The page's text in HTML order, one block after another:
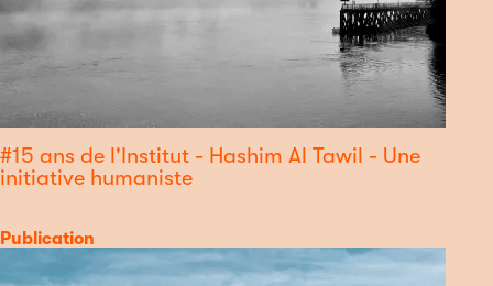
#15 ans de l'Institut - Hashim Al Tawil - Une
initiative humaniste
Catégorie
Publication